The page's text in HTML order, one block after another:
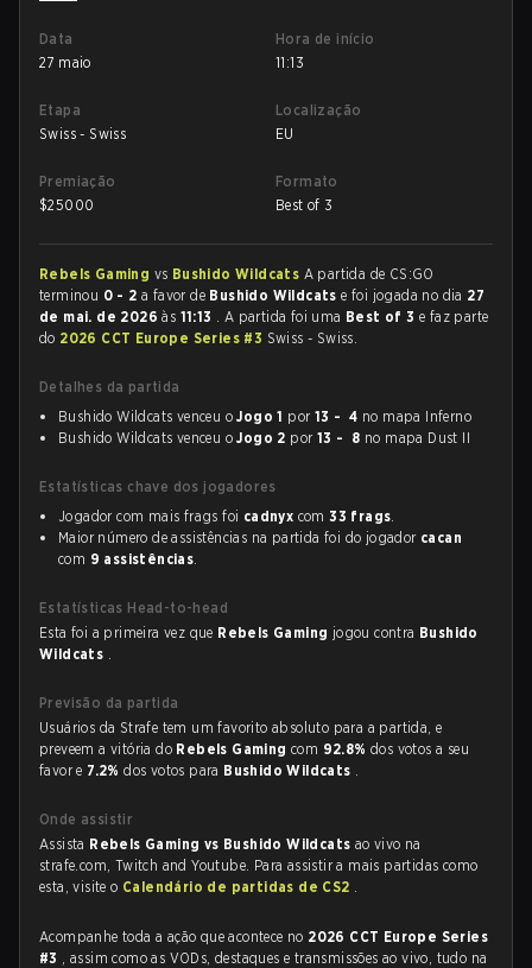
Data
27 maio
Hora de início
11:13
Etapa
Swiss - Swiss
Localização
EU
Premiação
$25000
Formato
Best of 3
Rebels Gaming vs Bushido Wildcats A partida de CS:GO
terminou 0 - 2 a favor de Bushido Wildcatse foi jogada no dia 27
de mai. de 2026às 11:13 . A partida foi uma Best of 3e faz parte
do 2026 CCT Europe Series #3 Swiss - Swiss.
Detalhes da partida
Bushido Wildcats venceu oJogo 1 por 13 - 4 no mapa Inferno
Bushido Wildcats venceu oJogo 2 por 13 - 8 no mapa Dust II
Estatísticas chave dos jogadores
Jogador com mais frags foi cadnyx com33 frags.
Maior número de assistências na partida foi do jogador cacan
com 9 assistências.
Estatísticas Head-to-head
Esta foi a primeira vez que Rebels Gaming jogou contra Bushido
Wildcats .
Previsão da partida
Usuários da Strafe tem um favorito absoluto para a partida, e
preveem a vitória do Rebels Gamingcom 92.8%dos votos a seu
favor e 7.2%dos votos para Bushido Wildcats .
Onde assistir
Assista Rebels Gaming vs Bushido Wildcats ao vivo na
strafe.com, Twitch and Youtube. Para assistir a mais partidas como
esta, visite o Calendário de partidas de CS2 .
Acompanhe toda a ação que acontece no 2026 CCT Europe Series
#3 , assim como as VODs, destaques e transmissões ao vivo, tudo na